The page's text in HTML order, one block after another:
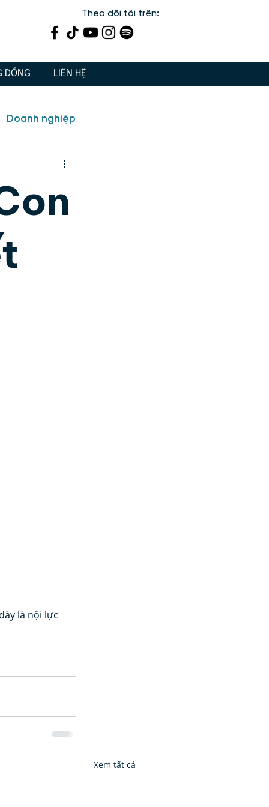
Theo dõi tôi trên:
ĐỒNG LIÊN HỆ
Doanh nghiệp
Dạy con 3 Gốc
lý sống, giá trị sống
tâm linh
là nội lực
Xem tất cả